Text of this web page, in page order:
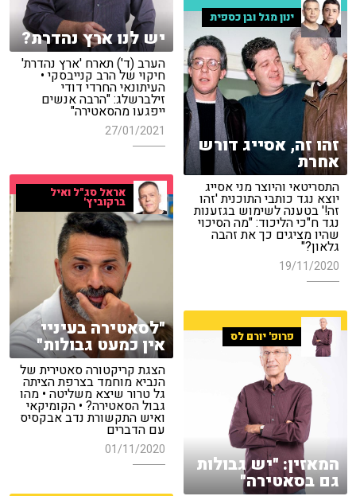
יש לנו ארץ נהדרת?
הערב (ד') תארח 'ארץ נהדרת'
חיקוי של הרב קנייבסקי •
העיתונאי החרדי דודי
זילברשלג: "הרבה אנשים
ייפגעו מהסאטירה"
27/01/2021
ינון מגל ובן כספית
זהו זה, אסייג דורש
אחרת
התסריטאי והיוצר מני אסייג
יוצא נגד כותבי התוכנית 'זהו
זה!' בטענה לשימוש בגזענות
נגד ח"כי הליכוד: "מה הסיכוי
שהיו מציגים כך את זהבה
גלאון?"
19/11/2020
אראל סג"ל ואיל
ברקוביץ'
"לסאטירה בעיניי
אין כמעט גבולות"
הצגת קריקטורה סאטירית של
הנביא מוחמד בצרפת הציתה
גל טרור שיצא משליטה • מהו
גבול הסאטירה? • הקומיקאי
ואיש התקשורת נדב אבקסיס
עם הדברים
01/11/2020
פרופ' יורם לס
המאזין: "יש גבולות
גם בסאטירה"